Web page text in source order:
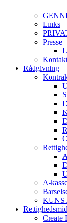
Links
Presse
Kontakt
Rådgivning
A-
Create